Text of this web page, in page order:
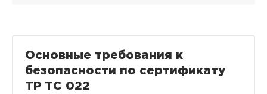
Основные требования к
безопасности по сертификату
ТР ТС 022